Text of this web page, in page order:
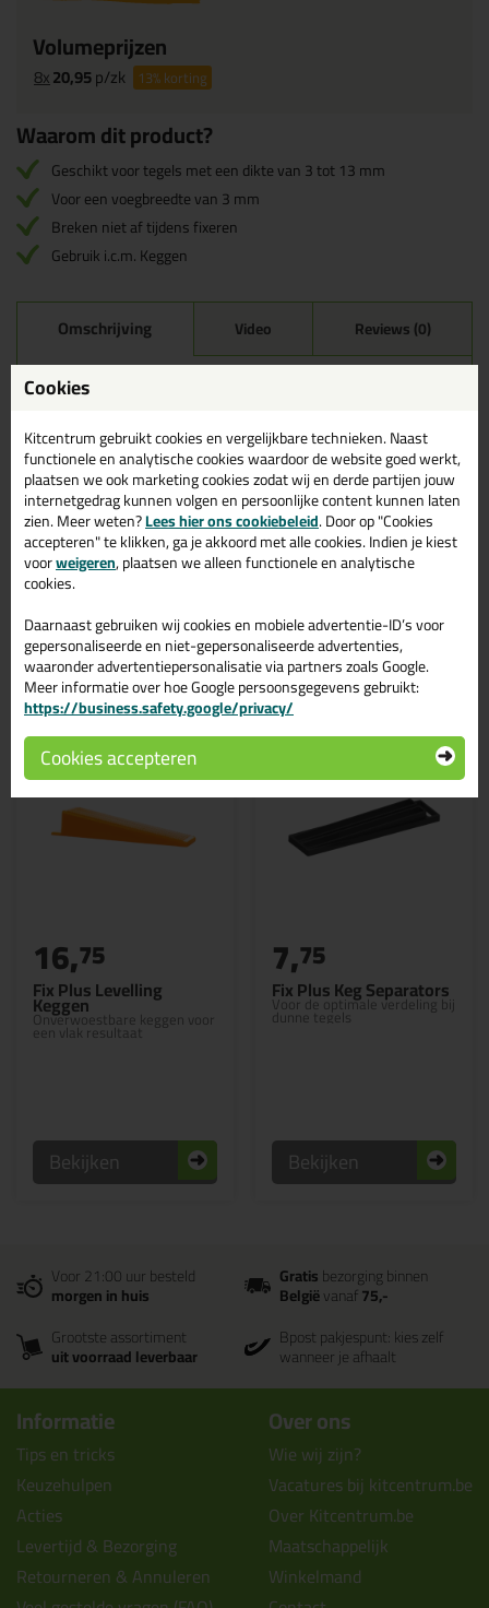
Volumeprijzen
8x20,95p/zk 13%korting
Waarom dit product?
Geschikt voor tegels met een dikte van 3 tot 13 mm
Voor een voegbreedte van 3 mm
Breken niet af tijdens fixeren
Gebruik i.c.m. Keggen
Omschrijving Video Reviews (0)
Fix Plus Levelling Clips
3mm - 3 tot 13mm in 250
stuks
Bestel de Fix Plus Levelling Clips 3mm - 3 tot 13mm in 250 stuks
vandaag nog! Vandaag besteld = morgen in huis.
Wil je meer weten over de toepassing en kenmerken van dit
product?Lees alles over dit product >
Gerelateerde producten
Fix Plus Levelling
Keggen
Onverwoestbare keggen voor
een vlak resultaat
16,75
Bekijken
Fix Plus Keg Separators
Voor de optimale verdeling bij
dunne tegels
7,75
Bekijken
Voor 21:00 uur besteld
morgen in huis
Gratisbezorging binnen
Belgiëvanaf75,-
Grootste assortiment
uit voorraad leverbaar
Bpost pakjespunt: kies zelf
wanneer je afhaalt
Informatie
Tips en tricks
Keuzehulpen
Acties
Levertijd & Bezorging
Retourneren & Annuleren
Over ons
Wie wij zijn?
Vacatures bij kitcentrum.be
Over Kitcentrum.be
Maatschappelijk
Winkelmand
Cookies
Kitcentrum gebruikt cookies en vergelijkbare technieken. Naast
functionele en analytische cookies waardoor de website goed werkt,
plaatsen we ook marketing cookies zodat wij en derde partijen jouw
internetgedrag kunnen volgen en persoonlijke content kunnen laten
zien. Meer weten?Lees hier ons cookiebeleid. Door op "Cookies
accepteren" te klikken, ga je akkoord met alle cookies. Indien je kiest
voorweigeren, plaatsen we alleen functionele en analytische
cookies.
Daarnaast gebruiken wij cookies en mobiele advertentie-ID’s voor
gepersonaliseerde en niet-gepersonaliseerde advertenties,
waaronder advertentiepersonalisatie via partners zoals Google.
Meer informatie over hoe Google persoonsgegevens gebruikt:
https://business.safety.google/privacy/
Cookies accepteren